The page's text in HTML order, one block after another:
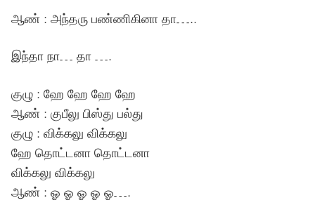
ஆண் : அந்தரு பண்ணிகினா தா…..
இந்தா நா… தா ….
குழு : ஹே ஹே ஹே ஹே
ஆண் : குபீலு பிஸ்து பல்து
குழு : விக்கலு விக்கலு
ஹே தொட்டனா தொட்டனா
விக்கலு விக்கலு
ஆண் : ஓ ஓ ஓ ஓ ஓ….